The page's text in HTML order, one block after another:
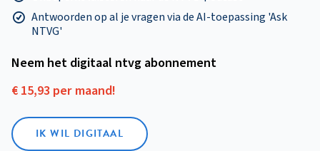
Antwoorden op al je vragen via de AI-toepassing 'Ask
NTVG'
Neem het digitaal ntvg abonnement
€ 15,93 per maand!
IK WIL DIGITAAL